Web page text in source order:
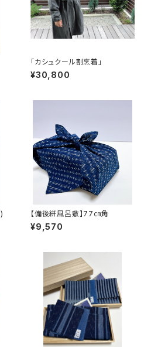
「カシュクール割烹着」
¥30,800
【備後絣風呂敷】77㎝角
¥9,570